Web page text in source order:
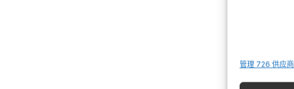
管理 726 供应商